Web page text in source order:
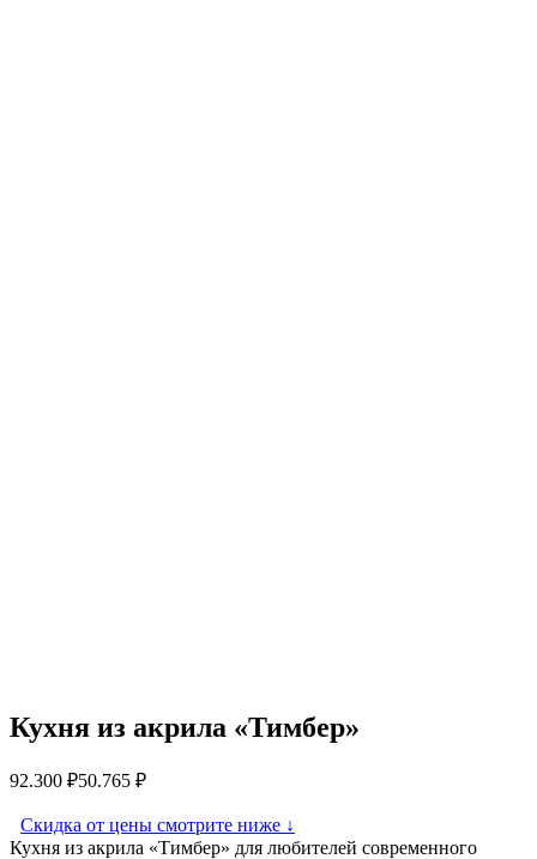
Кухня из акрила «Тимбер»
92.300 ₽50.765 ₽
Скидка от цены смотрите ниже ↓
Кухня из акрила «Тимбер» для любителей современного